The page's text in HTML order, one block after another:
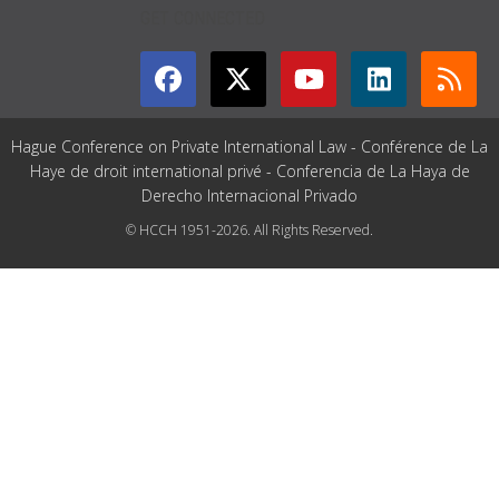
Hague Conference on Private International Law - Conférence de La
Haye de droit international privé - Conferencia de La Haya de
Derecho Internacional Privado
© HCCH 1951-2026. All Rights Reserved.